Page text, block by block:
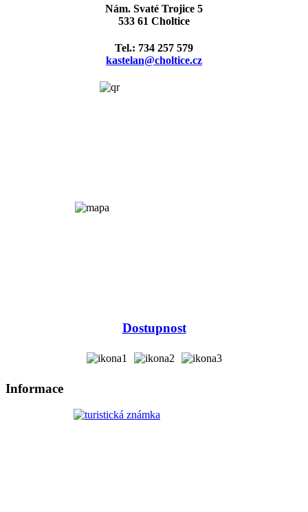
Nám. Svaté Trojice 5
533 61 Choltice
Tel.: 734 257 579
kastelan@choltice.cz
Dostupnost
Informace